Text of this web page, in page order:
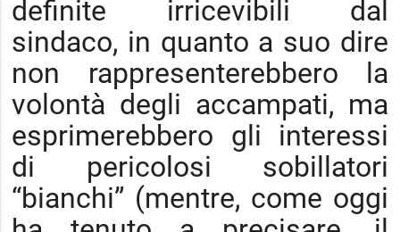
definite irricevibili dal
sindaco, in quanto a suo dire
non rappresenterebbero la
volontà degli accampati, ma
esprimerebbero gli interessi
di pericolosi sobillatori
“bianchi” (mentre, come oggi